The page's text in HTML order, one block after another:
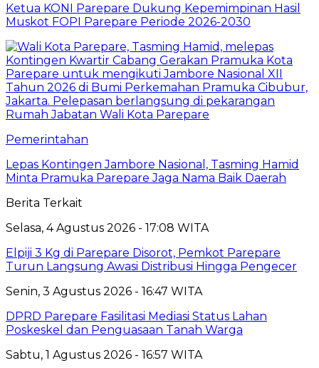
Ketua KONI Parepare Dukung Kepemimpinan Hasil
Muskot FOPI Parepare Periode 2026-2030
Pemerintahan
Lepas Kontingen Jambore Nasional, Tasming Hamid
Minta Pramuka Parepare Jaga Nama Baik Daerah
Berita Terkait
Selasa, 4 Agustus 2026 - 17:08 WITA
Elpiji 3 Kg di Parepare Disorot, Pemkot Parepare
Turun Langsung Awasi Distribusi Hingga Pengecer
Senin, 3 Agustus 2026 - 16:47 WITA
DPRD Parepare Fasilitasi Mediasi Status Lahan
Poskeskel dan Penguasaan Tanah Warga
Sabtu, 1 Agustus 2026 - 16:57 WITA